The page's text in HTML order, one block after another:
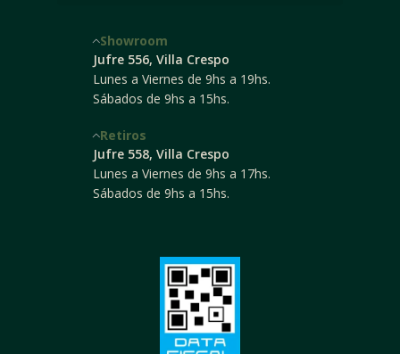
Showroom
Jufre 556, Villa Crespo
Lunes a Viernes de 9hs a 19hs.
Sábados de 9hs a 15hs.
Retiros
Jufre 558, Villa Crespo
Lunes a Viernes de 9hs a 17hs.
Sábados de 9hs a 15hs.